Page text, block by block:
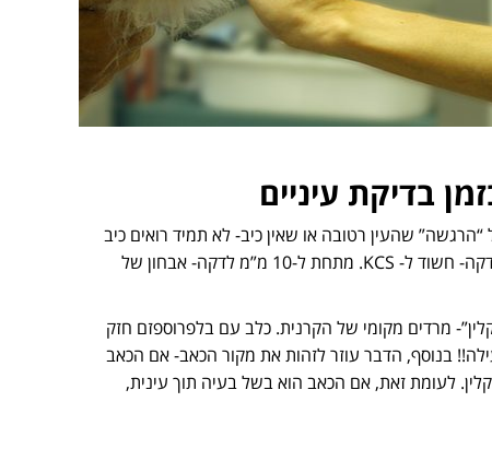
בדיקת עיניים
“הרגשה” שהעין רטובה או שאין כיב- לא תמיד רואים כיב
שטחי! ערכים נורמלים של STT: מעל-20 -15 מ”מ לדקה. ערכים בין 10-15 מ”מ לדקה- חשוד ל- KCS. מתחת ל-10 מ”מ לדקה- אבחון של
מרדים מקומי של הקרנית. כלב עם בלפרוספזם חזק
בנוסף, הדבר עוזר לזהות את מקור הכאב- אם הכאב
לעומת זאת, אם הכאב הוא בשל בעיה תוך עינית,